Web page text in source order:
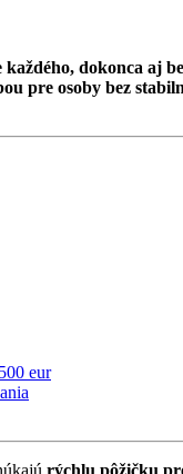
dokonca
pre osoby bez
eur